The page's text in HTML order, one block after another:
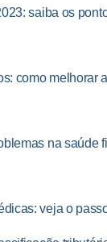
saiba os
como melhorar
na saúde
veja o